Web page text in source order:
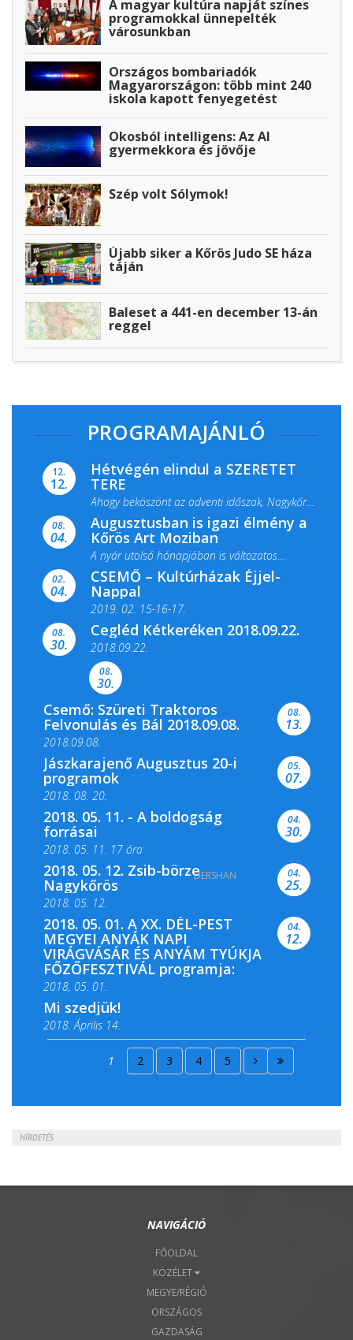
A magyar kultúra napját színes
programokkal ünnepelték
városunkban
Országos bombariadók
Magyarországon: több mint 240
iskola kapott fenyegetést
Okosból intelligens: Az AI
gyermekkora és jövője
Szép volt Sólymok!
Újabb siker a Kőrös Judo SE háza
táján
Baleset a 441-en december 13-án
reggel
PROGRAMAJÁNLÓ
12.
12.
Hétvégén elindul a SZERETET
TERE
Ahogy beköszönt az adventi időszak, Nagykőrös
ismét megtelik ünnepi fénnyel és közös...
08.
04.
Augusztusban is igazi élmény a
Kőrös Art Moziban
A nyár utolsó hónapjában is változatos
filmkínálattal, családi...
02.
04.
CSEMŐ – Kultúrházak Éjjel-
Nappal
2019. 02. 15-16-17.
Színes és tartalmas programokkal várja a
Csemői Községi Könyvtár és...
08.
30.
Cegléd Kétkeréken 2018.09.22.
2018.09.22.
08.
30.
Csemő: Szüreti Traktoros
Felvonulás és Bál 2018.09.08.
2018.09.08.
08.
13.
Jászkarajenő Augusztus 20-i
programok
2018. 08. 20.
05.
07.
2018. 05. 11. - A boldogság
forrásai
2018. 05. 11. 17 óra
2018. 05. 11. 19 óra
04.
30.
2018. 05. 12. Zsib-börze
Nagykőrös
2018. 05. 12.
04.
25.
2018. 05. 01. A XX. DÉL-PEST
MEGYEI ANYÁK NAPI
VIRÁGVÁSÁR ÉS ANYÁM TYÚKJA
FŐZŐFESZTIVÁL programja:
2018, 05. 01.
04.
12.
Mi szedjük!
2018. Április 14.
2018. Április 15.
1 2 3 4 5
HÍRDETÉS
NAVIGÁCIÓ
FŐOLDAL
KÖZÉLET
MEGYE/RÉGIÓ
ORSZÁGOS
GAZDASÁG
DERSHAN